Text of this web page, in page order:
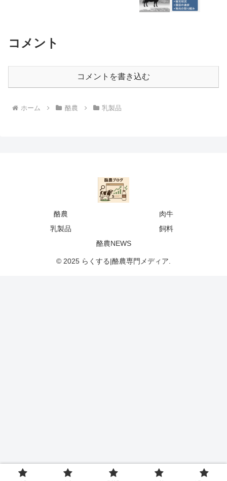
コメント
コメントを書き込む
ホーム 酪農 乳製品
酪農
肉牛
乳製品
飼料
酪農NEWS
© 2025 らくする|酪農専門メディア.